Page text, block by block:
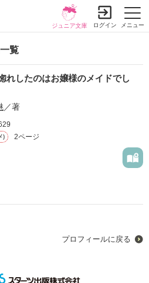
メニュー
ジュニア文庫 ログイン
覧
れしたのはお嬢様のメイドでし
／著
) 2ページ
プロフィールに戻る